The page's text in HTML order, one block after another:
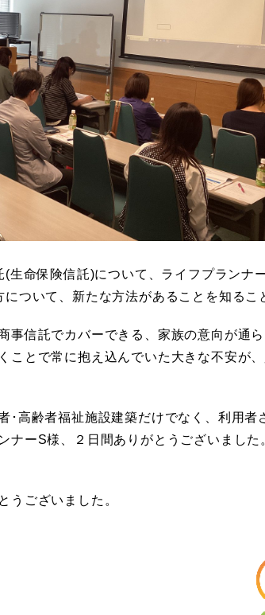
生命保険信託)について、ライフプランナ
ついて、新たな方法があることを知るこ
事信託でカバーできる、家族の意向が通
ことで常に抱え込んでいた大きな不安が
･高齢者福祉施設建築だけでなく、利用
ナーS様、２日間ありがとうございました
うございました。